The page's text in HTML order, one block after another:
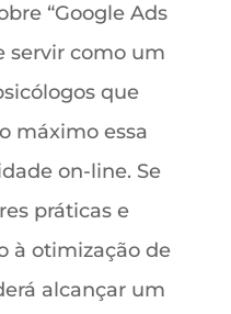
“Google Ads
servir como um
que
máximo essa
on-line. Se
práticas e
à otimização de
alcançar um